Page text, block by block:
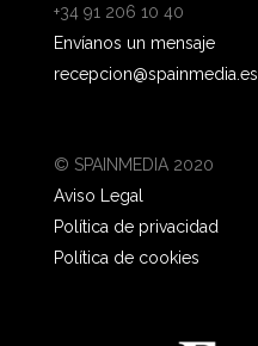
+34 91 206 10 40
Envíanos un mensaje
recepcion@spainmedia.es
© SPAINMEDIA 2020
Aviso Legal
Política de privacidad
Política de cookies